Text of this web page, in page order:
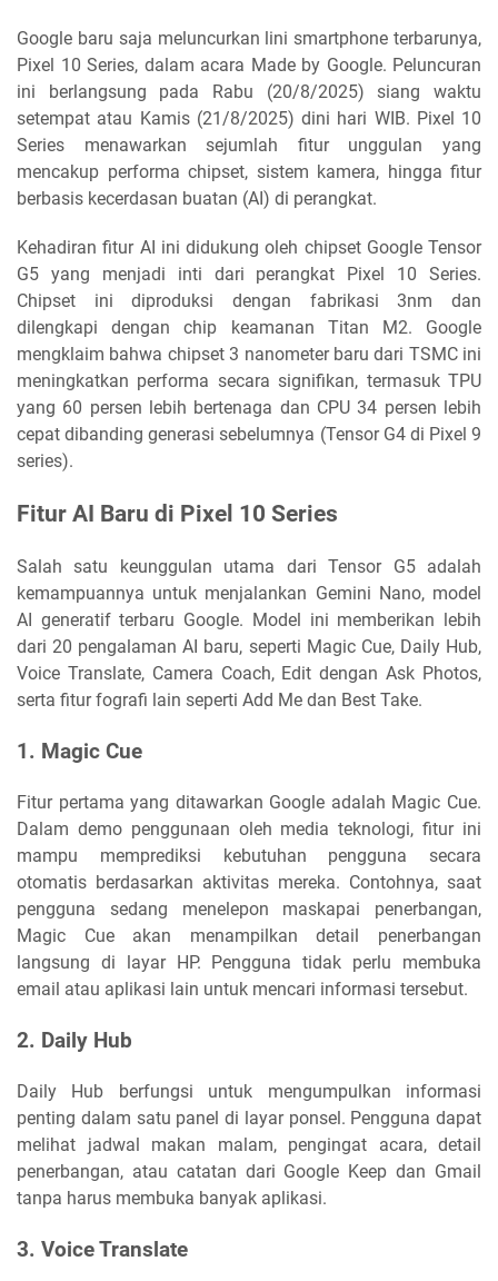
Google baru saja meluncurkan lini smartphone terbarunya,
Pixel 10 Series, dalam acara Made by Google. Peluncuran
ini berlangsung pada Rabu (20/8/2025) siang waktu
setempat atau Kamis (21/8/2025) dini hari WIB. Pixel 10
Series menawarkan sejumlah fitur unggulan yang
mencakup performa chipset, sistem kamera, hingga fitur
berbasis kecerdasan buatan (AI) di perangkat.
Kehadiran fitur AI ini didukung oleh chipset Google Tensor
G5 yang menjadi inti dari perangkat Pixel 10 Series.
Chipset ini diproduksi dengan fabrikasi 3nm dan
dilengkapi dengan chip keamanan Titan M2. Google
mengklaim bahwa chipset 3 nanometer baru dari TSMC ini
meningkatkan performa secara signifikan, termasuk TPU
yang 60 persen lebih bertenaga dan CPU 34 persen lebih
cepat dibanding generasi sebelumnya (Tensor G4 di Pixel 9
series).
Fitur AI Baru di Pixel 10 Series
Salah satu keunggulan utama dari Tensor G5 adalah
kemampuannya untuk menjalankan Gemini Nano, model
AI generatif terbaru Google. Model ini memberikan lebih
dari 20 pengalaman AI baru, seperti Magic Cue, Daily Hub,
Voice Translate, Camera Coach, Edit dengan Ask Photos,
serta fitur fografi lain seperti Add Me dan Best Take.
1. Magic Cue
Fitur pertama yang ditawarkan Google adalah Magic Cue.
Dalam demo penggunaan oleh media teknologi, fitur ini
mampu memprediksi kebutuhan pengguna secara
otomatis berdasarkan aktivitas mereka. Contohnya, saat
pengguna sedang menelepon maskapai penerbangan,
Magic Cue akan menampilkan detail penerbangan
langsung di layar HP. Pengguna tidak perlu membuka
email atau aplikasi lain untuk mencari informasi tersebut.
2. Daily Hub
Daily Hub berfungsi untuk mengumpulkan informasi
penting dalam satu panel di layar ponsel. Pengguna dapat
melihat jadwal makan malam, pengingat acara, detail
penerbangan, atau catatan dari Google Keep dan Gmail
tanpa harus membuka banyak aplikasi.
3. Voice Translate